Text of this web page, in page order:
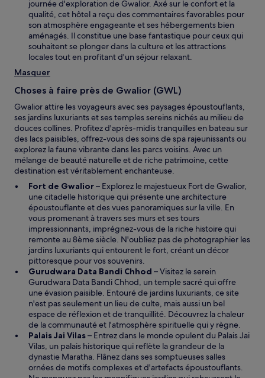
e
journée d'exploration de Gwalior. Axé sur le confort et la
qualité, cet hôtel a reçu des commentaires favorables pour
son atmosphère engageante et ses hébergements bien
aménagés. Il constitue une base fantastique pour ceux qui
souhaitent se plonger dans la culture et les attractions
locales tout en profitant d'un séjour relaxant.
Masquer
Choses à faire près de Gwalior (GWL)
Gwalior attire les voyageurs avec ses paysages époustouflants,
ses jardins luxuriants et ses temples sereins nichés au milieu de
douces collines. Profitez d'après-midis tranquilles en bateau sur
des lacs paisibles, offrez-vous des soins de spa rajeunissants ou
explorez la faune vibrante dans les parcs voisins. Avec un
mélange de beauté naturelle et de riche patrimoine, cette
destination est véritablement enchanteuse.
Fort de Gwalior– Explorez le majestueux Fort de Gwalior,
une citadelle historique qui présente une architecture
époustouflante et des vues panoramiques sur la ville. En
vous promenant à travers ses murs et ses tours
impressionnants, imprégnez-vous de la riche histoire qui
remonte au 8ème siècle. N'oubliez pas de photographier les
jardins luxuriants qui entourent le fort, créant un décor
pittoresque pour vos souvenirs.
Gurudwara Data Bandi Chhod – Visitez le serein
Gurudwara Data Bandi Chhod, un temple sacré qui offre
une évasion paisible. Entouré de jardins luxuriants, ce site
n'est pas seulement un lieu de culte, mais aussi un bel
espace de réflexion et de tranquillité. Découvrez la chaleur
de la communauté et l'atmosphère spirituelle qui y règne.
Palais Jai Vilas– Entrez dans le monde opulent du Palais Jai
Vilas, un palais historique qui reflète la grandeur de la
dynastie Maratha. Flânez dans ses somptueuses salles
ornées de motifs complexes et d'artefacts époustouflants.